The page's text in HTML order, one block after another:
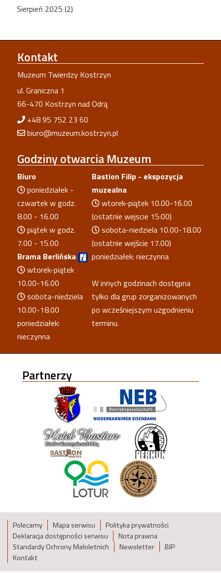
Sierpień 2025 (2)
Kontakt
Muzeum Twierdzy Kostrzyn
ul. Graniczna 1
66-470 Kostrzyn nad Odrą
+48 95 752 23 60
biuro@muzeum.kostrzyn.pl
Godzinyotwarcia Muzeum
Biuro
poniedziałek -
czwartek w godz.
8.00 - 16.00
piątek w godz.
7.00 - 15.00
Brama Berlińska
wtorek-piątek
10.00-16.00
sobota-niedziela
10.00-18.00
poniedziałek:
nieczynna
Bastion Filip - ekspozycja
muzealna
wtorek-piątek 10.00-16.00
(ostatnie wejscie 15:00)
sobota-niedziela 10.00-18.00
(ostatnie wejście 17.00)
poniedziałek: nieczynna
W innych godzinach dostępna
tylko dla grup zorganizowanych
po wcześniejszym uzgodnieniu
terminu.
Partnerzy
Polecamy Mapa serwisu
Polityka prywatności
Deklaracja dostępności serwisu
Nota prawna
Standardy Ochrony Małoletnich
Newsletter
BIP
Kontakt